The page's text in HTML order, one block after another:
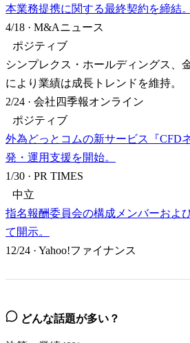
本業務提携に関する最終契約を締結。
4/18 · M&Aニュース
ポジティブ
シンプレクス・ホールディングス、
により業績は成長トレンドを維持。
2/24 · 会社四季報オンライン
ポジティブ
外為どっとコムの新サービス『CFD
発・運用支援を開始。
1/30 · PR TIMES
中立
指名報酬委員会の構成メンバーおよ
て開示。
12/24 · Yahoo!ファイナンス
どんな話題が多い？